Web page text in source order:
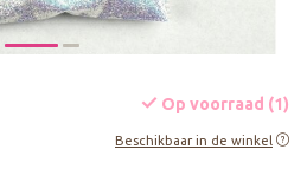
Op voorraad (1)
Beschikbaar in de winkel